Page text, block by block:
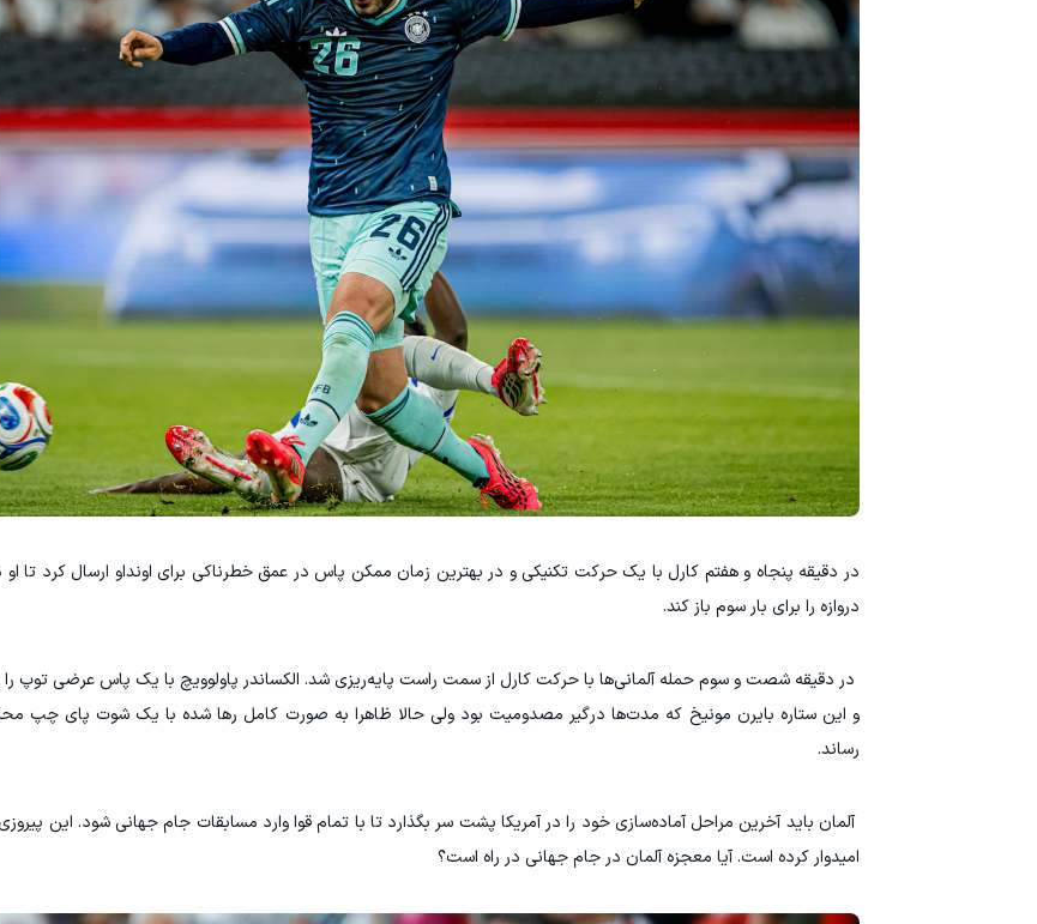
‫در دقیقه پنجاه و هفتم کارل با یک حرکت تکنیکی و در بهترین زمان ممکن پاس در عمق خطرناکی برای اونداو ارسال کرد تا
دروازه را برای بار سوم باز کند.
در دقیقه شصت و سوم حمله آلمانی‌ها با حرکت کارل از سمت راست پایه‌ریزی شد. الکساندر پاولوویچ با یک پاس عرضی توپ را
و این ستاره بایرن مونیخ که مدت‌ها درگیر مصدومیت بود ولی حالا ظاهرا به صورت کامل رها شده با یک شوت پای چپ
رساند.
آلمان باید آخرین مراحل آماده‌سازی خود را در آمریکا پشت سر بگذارد تا با تمام قوا وارد مسابقات جام جهانی شود. این
امیدوار کرده است. آیا معجزه آلمان در جام جهانی در راه است؟